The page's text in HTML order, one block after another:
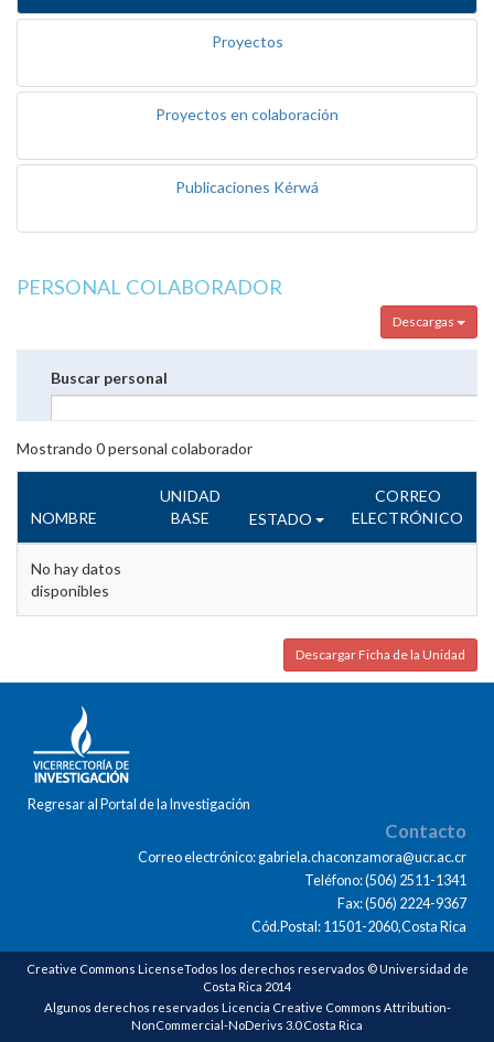
Proyectos
Proyectos en colaboración
Publicaciones Kérwá
PERSONAL COLABORADOR
Descargas
Buscar personal
Mostrando 0personal colaborador
NOMBRE
UNIDAD
BASE
ESTADO
CORREO
ELECTRÓNICO
No hay datos
disponibles
Descargar Ficha de la Unidad
Regresar al Portal de la Investigación
Contacto
Correo electrónico: gabriela.chaconzamora@ucr.ac.cr
Teléfono: (506) 2511-1341
Fax: (506) 2224-9367
Cód.Postal: 11501-2060,Costa Rica
Creative Commons LicenseTodos los derechos reservados © Universidad de
Costa Rica 2014
Algunos derechos reservados Licencia Creative Commons Attribution-
NonCommercial-NoDerivs 3.0 Costa Rica